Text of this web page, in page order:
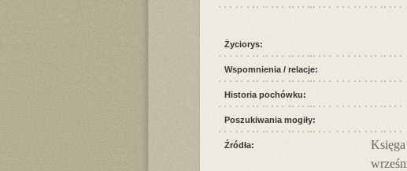
Życiorys:
Wspomnienia / relacje:
Historia pochówku:
Poszukiwania mogiły:
Źródła: